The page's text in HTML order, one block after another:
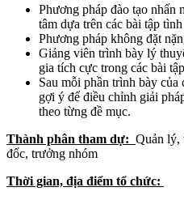
Phương pháp đào tạo nhấn
tâm dựa trên các bài tập
Phương pháp không đặt
Giảng viên trình bày lý
gia tích cực trong các bài
Sau mỗi phần trình bày
gợi ý để điều chỉnh giải
theo từng đề mục.
Thành phân tham dự: Quản lý,
đốc, trưởng nhóm
Thời gian, địa điểm tổ chức: